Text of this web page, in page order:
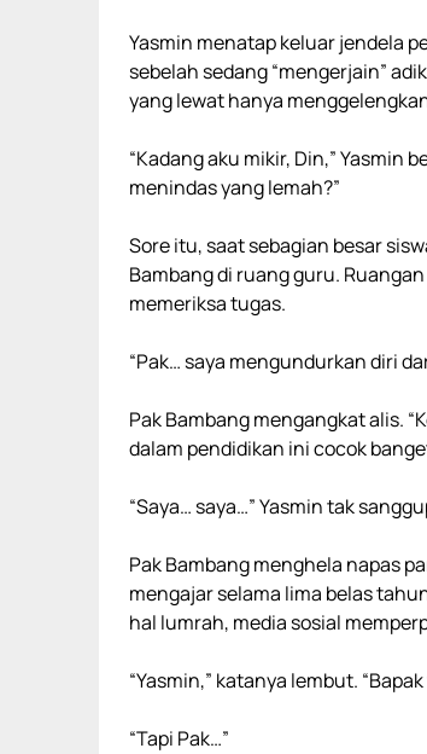
Yasmin menatap keluar jendela
sebelah sedang “mengerjain”
yang lewat hanya
“Kadang aku mikir, Din,” Yasmin
menindas yang lemah?”
Sore itu, saat sebagian besar
Bambang di ruang guru.
memeriksa tugas.
“Pak… saya mengundurkan diri
Pak Bambang mengangkat alis.
dalam pendidikan ini cocok
“Saya… saya…” Yasmin tak
Pak Bambang menghela napas
mengajar selama lima belas
hal lumrah, media sosial
“Yasmin,” katanya lembut.
“Tapi Pak…”